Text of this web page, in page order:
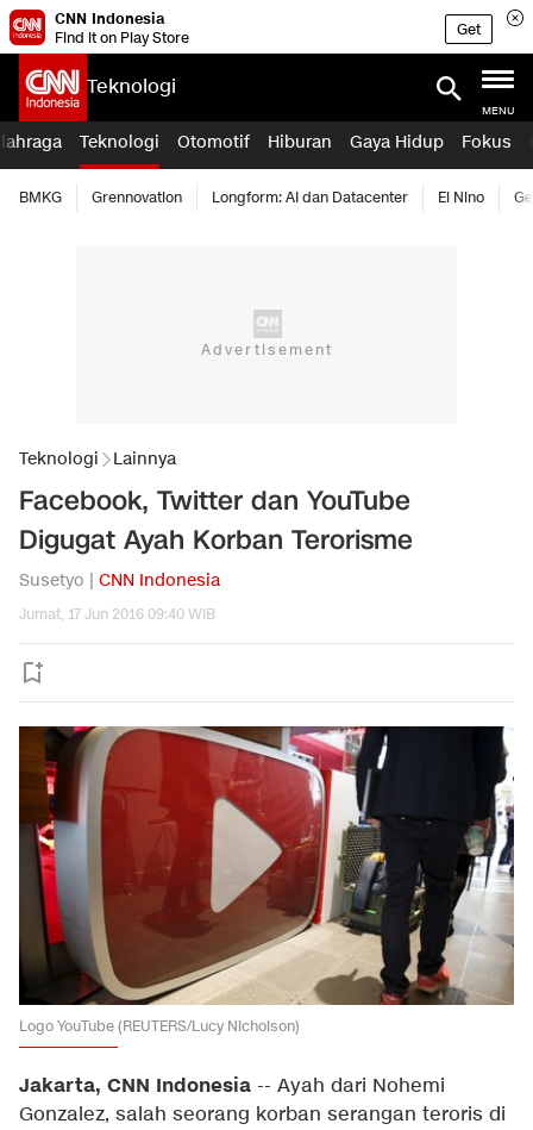
CNN Indonesia
Find it on Play Store
Get
Teknologi
MENU
Teknologi Otomotif Hiburan Gaya Hidup Fokus
BMKG Grennovation Longform: AI dan Datacenter El Nino
Teknologi Lainnya
Facebook, Twitter dan YouTube
Digugat Ayah Korban Terorisme
Susetyo | CNN Indonesia
Jumat, 17 Jun 2016 09:40 WIB
Logo YouTube (REUTERS/Lucy Nicholson)
Jakarta, CNN Indonesia -- Ayah dari Nohemi
Gonzalez, salah seorang korban serangan teroris di